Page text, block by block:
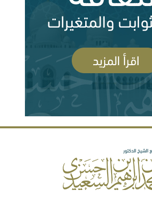
السلفيين . ومنه مقتضبات من مقالات
نصح بعلم وحكم بعدل
عنها والانحراف بها..ورقة د.محمد
ومشروع العمق الاستراتيجي (
صدر عن الشيخ سعد الشثري تجاه داعش (
مهرجان جروزني بين المؤتمر والمؤامرة ( 77632